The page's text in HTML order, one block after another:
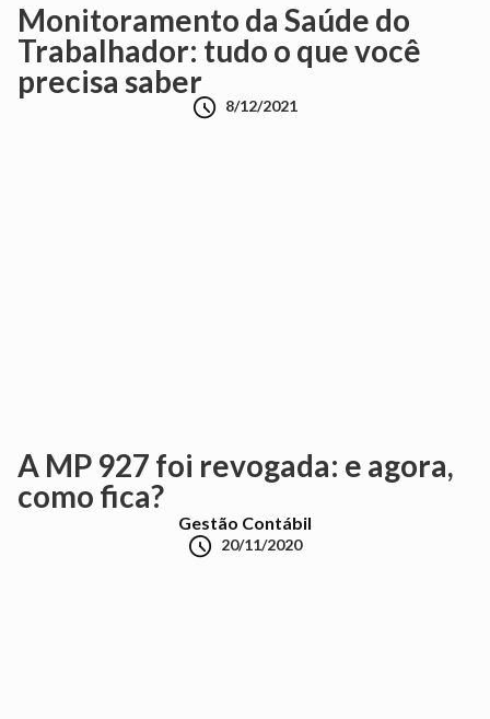
Monitoramento da Saúde do
Trabalhador: tudo o que você
precisa saber
 8/12/2021
A MP 927 foi revogada: e agora,
como fica?
Gestão Contábil
 20/11/2020